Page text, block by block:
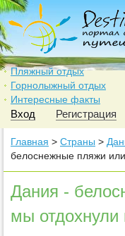
Пляжный отдых
Горнолыжный отдых
Интересные факты
Вход Регистрация
Главная > Страны >
белоснежные пляжи или
Дания -
мы отдохнули